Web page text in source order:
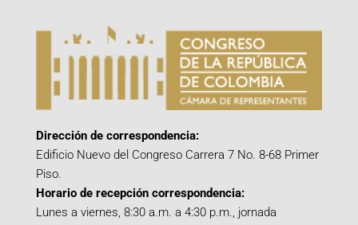
Dirección de correspondencia:
Edificio Nuevo del Congreso Carrera 7 No. 8-68 Primer
Piso.
Horario de recepción correspondencia:
Lunes a viernes, 8:30 a.m. a 4:30 p.m., jornada